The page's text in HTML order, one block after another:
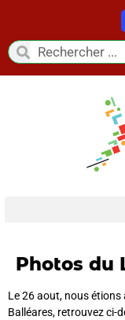
Photos du
Le 26 aout, nous
Balléares, retrouvez ci-